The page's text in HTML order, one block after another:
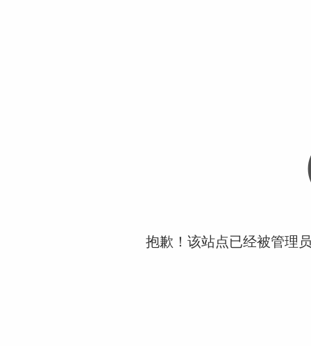
抱歉！该站点已经被管理